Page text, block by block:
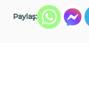
Paylaş: